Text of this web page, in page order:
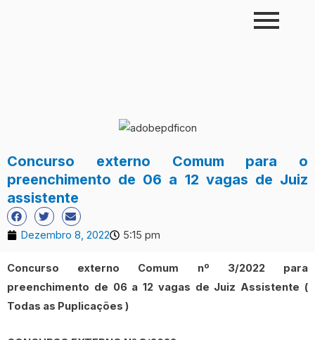
Concurso externo Comum para o
preenchimento de 06 a 12 vagas de Juiz
assistente
Dezembro 8, 2022 5:15 pm
Concurso externo Comum nº 3/2022 para
preenchimento de 06 a 12 vagas de Juiz Assistente (
Todas as Puplicações )